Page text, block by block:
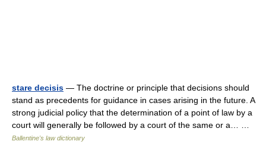
stare decisis — The doctrine or principle that decisions should
stand as precedents for guidance in cases arising in the future. A
strong judicial policy that the determination of a point of law by a
court will generally be followed by a court of the same or a… …
Ballentine's law dictionary